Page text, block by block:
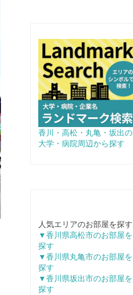
香川・高松・丸亀・坂出の
大学・病院周辺から探す
人気エリアのお部屋を探す
▼香川県高松市のお部屋を
探す
▼香川県丸亀市のお部屋を
探す
▼香川県坂出市のお部屋を
探す